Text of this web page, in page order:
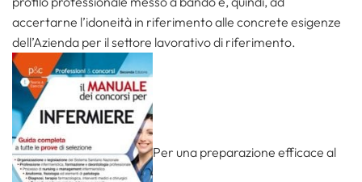
accertarne l’idoneità in riferimento alle concrete esigenze
dell’Azienda per il settore lavorativo di riferimento.
Per una preparazione efficace al